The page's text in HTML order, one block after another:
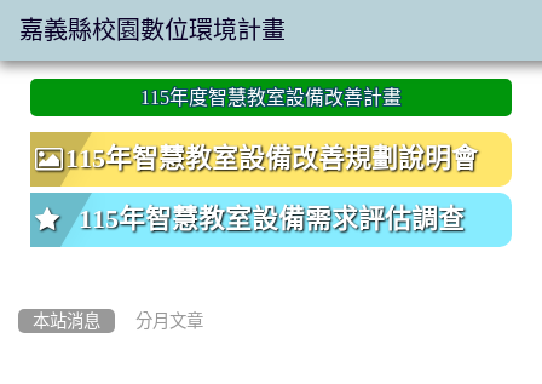
:::
115年度智慧教室設備改善計畫
115年智慧教室設備改善規劃說明會
115年智慧教室設備需求評估調查
本站消息 分月文章
嘉義縣校園數位環境計畫